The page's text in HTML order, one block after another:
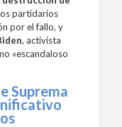
partidarios
por el fallo, y
, activista
«escandaloso
Suprema